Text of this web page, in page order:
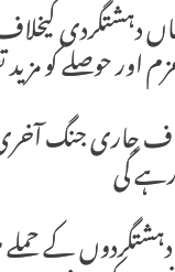
دہشتگردی
حوصلے کو
جاری جنگ
گی
کے